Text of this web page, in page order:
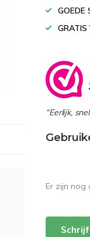
GOEDE
GRATIS
“Eerlijk,
Er zijn nog